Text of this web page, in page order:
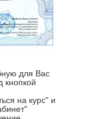
для Вас
кнопкой
на курс" и